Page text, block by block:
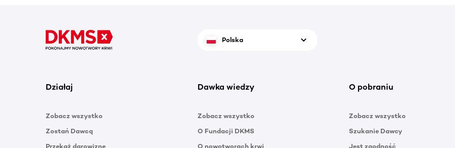
Polska
Działaj
Zobacz wszystko
Zostań Dawcą
Przekaż darowiznę
Dawka wiedzy
Zobacz wszystko
O Fundacji DKMS
O nowotworach krwi
O pobraniu
Zobacz wszystko
Szukanie Dawcy
Jest zgodność